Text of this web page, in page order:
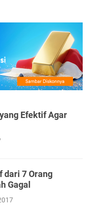
Efektif Agar
dari 7 Orang
Gagal